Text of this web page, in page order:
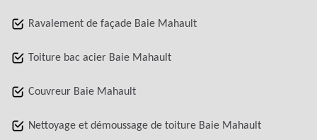
Ravalement de façade Baie Mahault
Toiture bac acier Baie Mahault
Couvreur Baie Mahault
Nettoyage et démoussage de toiture Baie Mahault